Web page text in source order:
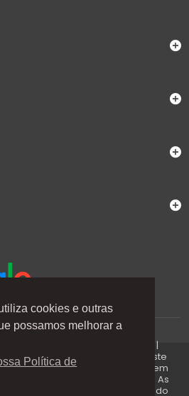
cookies e outras
possamos melhorar a
Política de
marca registrada de CINCO TI
LTDA | CNPJ: 08.307.867/0001-04 |
Os preços anunciados neste
podem ser alterados sem
responsável por erros descritos. As
são meramente ilustrativas do